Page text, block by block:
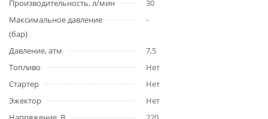
Производительность, л/мин
30
Максимальное давление
(бар)
-
Давление, атм
7,5
Топливо
Нет
Стартер
Нет
Эжектор
Нет